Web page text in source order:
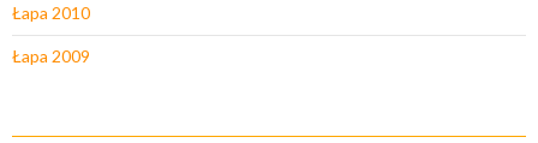
Łapa 2010
Łapa 2009